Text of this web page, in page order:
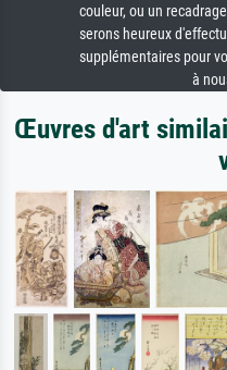
couleur, ou un
serons heureux
supplémentaires pour
à
Œuvres d'art